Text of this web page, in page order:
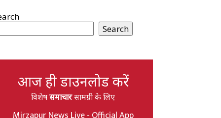
Search
आज ही डाउनलोड करें
विशेषसमाचारसामग्री के लिए